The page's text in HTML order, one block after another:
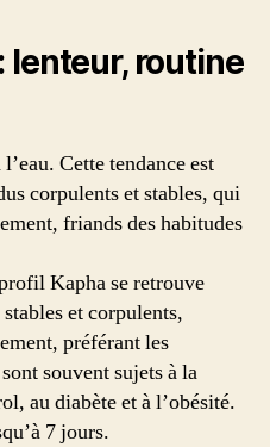
lenteur, routine
Cette tendance est
corpulents et stables, qui
friands des habitudes
Kapha se retrouve
et corpulents,
préférant les
souvent sujets à la
au diabète et à l’obésité.
7 jours.